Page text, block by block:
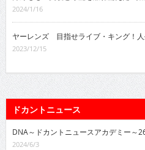
2024/1/16
ヤーレンズ 目指せライブ・キング！
2023/12/15
ドカントニュース
DNA～ドカントニュースアカデミー～
2024/6/3